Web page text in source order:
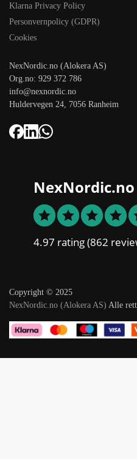
Klarna Privacy Policy
Personvernpolicy (GDPR)
Cookies
NexNordic.no (Alokera AS)
Org.no: 929 372 786
info@nexnordic.no
Huldervegen 24, 7056 Ranheim
NexNordic.no
4.97 rating(862
Copyright © 2025
NexNordic.no (Alokera AS) Alle